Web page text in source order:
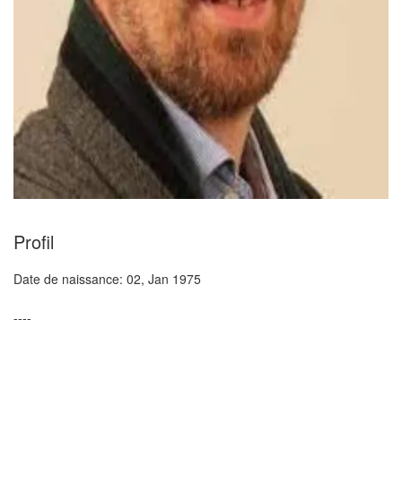
Profil
Date de naissance: 02, Jan 1975
----